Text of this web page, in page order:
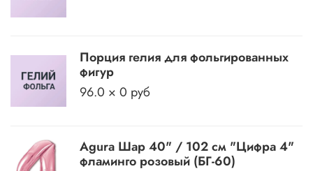
Порция гелия для фольгированных
фигур
96.0 × 0 руб
Agura Шар 40" / 102 см "Цифра 4"
фламинго розовый (БГ-60)